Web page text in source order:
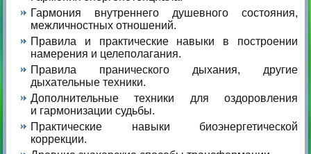
Гармония внутреннего душевного состояния,
межличностных отношений.
Правила и практические навыки в построении
намерения и целеполагания.
Правила пранического дыхания, другие
дыхательные техники.
Дополнительные техники для оздоровления
и гармонизации судьбы.
Практические навыки биоэнергетической
коррекции.